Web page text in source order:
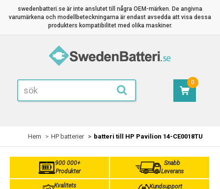
swedenbatteri.se är inte anslutet till några OEM-märken. De angivna
varumärkena och modellbeteckningarna är endast avsedda att visa dessa
produkters kompatibilitet med olika maskiner.
0
Hem HP batterier batteri till HP Pavilion 14-CE0018TU
900 000+
Produkter
Snabb
Leverans
Kvalitets
Kundsupport